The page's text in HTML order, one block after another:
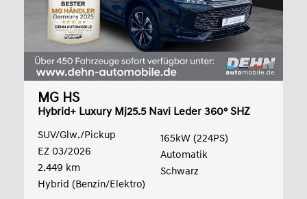
MG HS
Hybrid+ Luxury Mj25.5 Navi Leder 360° SHZ
SUV/Glw./Pickup
EZ 03/2026
2.449 km
Hybrid (Benzin/Elektro)
165kW (224PS)
Automatik
Schwarz